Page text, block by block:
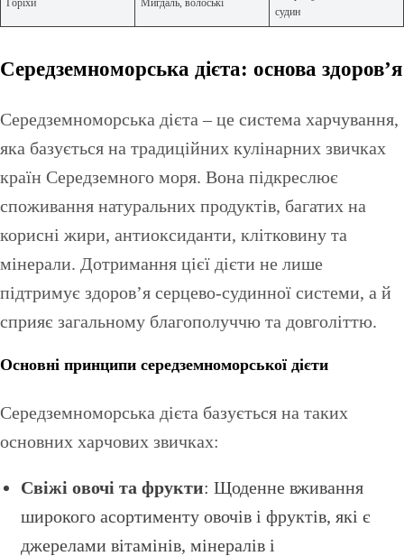
Горіхи Мигдаль, волоські
судин
Середземноморська дієта: основа здоров’я
Середземноморська дієта – це система харчування,
яка базується на традиційних кулінарних звичках
країн Середземного моря. Вона підкреслює
споживання натуральних продуктів, багатих на
корисні жири, антиоксиданти, клітковину та
мінерали. Дотримання цієї дієти не лише
підтримує здоров’я серцево-судинної системи, а й
сприяє загальному благополуччю та довголіттю.
Основні принципи середземноморської дієти
Середземноморська дієта базується на таких
основних харчових звичках:
Свіжі овочі та фрукти: Щоденне вживання
широкого асортименту овочів і фруктів, які є
джерелами вітамінів, мінералів і